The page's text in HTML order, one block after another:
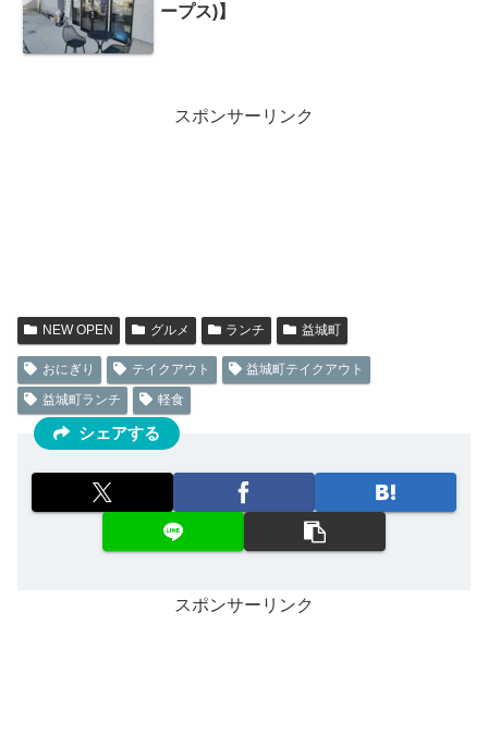
ープス)】
スポンサーリンク
NEW OPEN グルメ ランチ 益城町
おにぎり テイクアウト
益城町テイクアウト
益城町ランチ
軽食
シェアする
スポンサーリンク